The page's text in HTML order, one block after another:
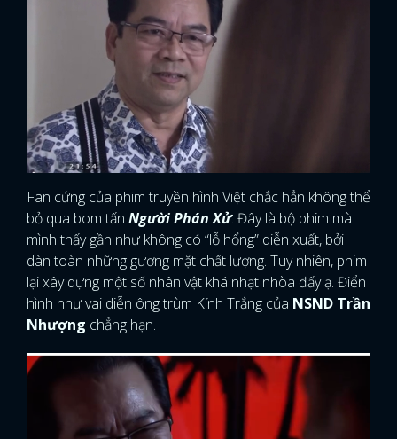
Fan cứng của phim truyền hình Việt chắc hẳn không thể
bỏ qua bom tấn Người Phán Xử. Đây là bộ phim mà
mình thấy gần như không có “lỗ hổng” diễn xuất, bởi
dàn toàn những gương mặt chất lượng. Tuy nhiên, phim
lại xây dựng một số nhân vật khá nhạt nhòa đấy ạ. Điển
hình như vai diễn ông trùm Kính Trắng của NSND Trần
Nhượng chẳng hạn.